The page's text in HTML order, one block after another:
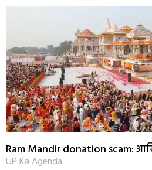
Ram Mandir donation scam:
UP Ka Agenda